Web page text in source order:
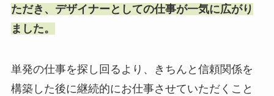
ただき、デザイナーとしての仕事が一気に広がり
ました。
単発の仕事を探し回るより、きちんと信頼関係を
構築した後に継続的にお仕事させていただくこと